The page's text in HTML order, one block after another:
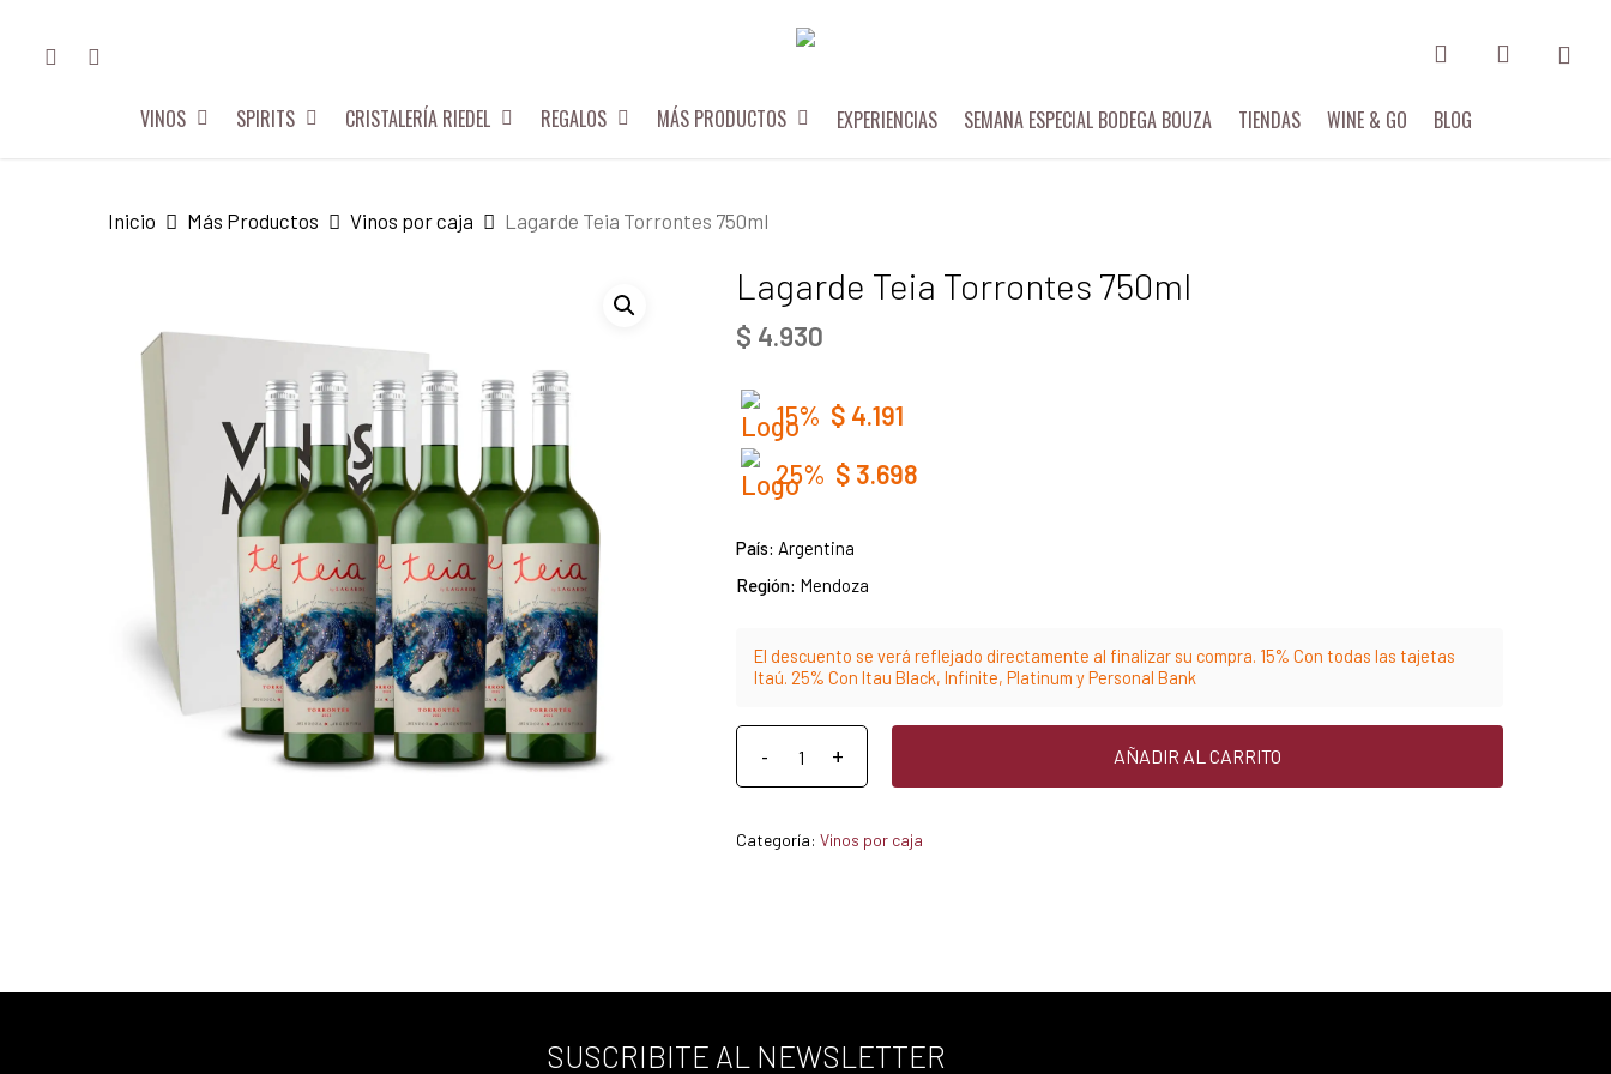
FACEBOOKINSTAGRAM
VINOS SPIRITS CRISTALERÍA RIEDEL REGALOS MÁS PRODUCTOS EXPERIENCIAS SEMANA ESPECIAL BODEGA BOUZA TIENDAS WINE & GO BLOG
Inicio Más Productos Vinos por caja Lagarde Teia Torrontes 750ml
Lagarde Teia Torrontes 750ml
$ 4.930
15% $ 4.191
25% $ 3.698
País: Argentina
Región: Mendoza
El descuento se verá reflejado directamente al finalizar su compra. 15% Con todas las tajetas
Itaú. 25% Con Itau Black, Infinite, Platinum y Personal Bank
AÑADIR AL CARRITO
Categoría: Vinos por caja
SUSCRIBITE AL NEWSLETTER